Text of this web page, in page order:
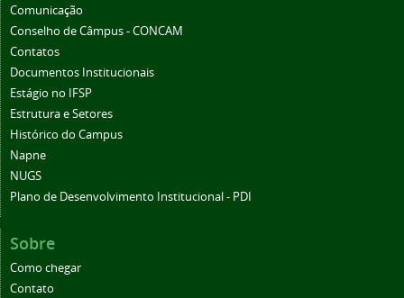
Comunicação
Conselho de Câmpus - CONCAM
Contatos
Documentos Institucionais
Estágio no IFSP
Estrutura e Setores
Histórico do Campus
Napne
NUGS
Plano de Desenvolvimento Institucional - PDI
Sobre
Como chegar
Contato